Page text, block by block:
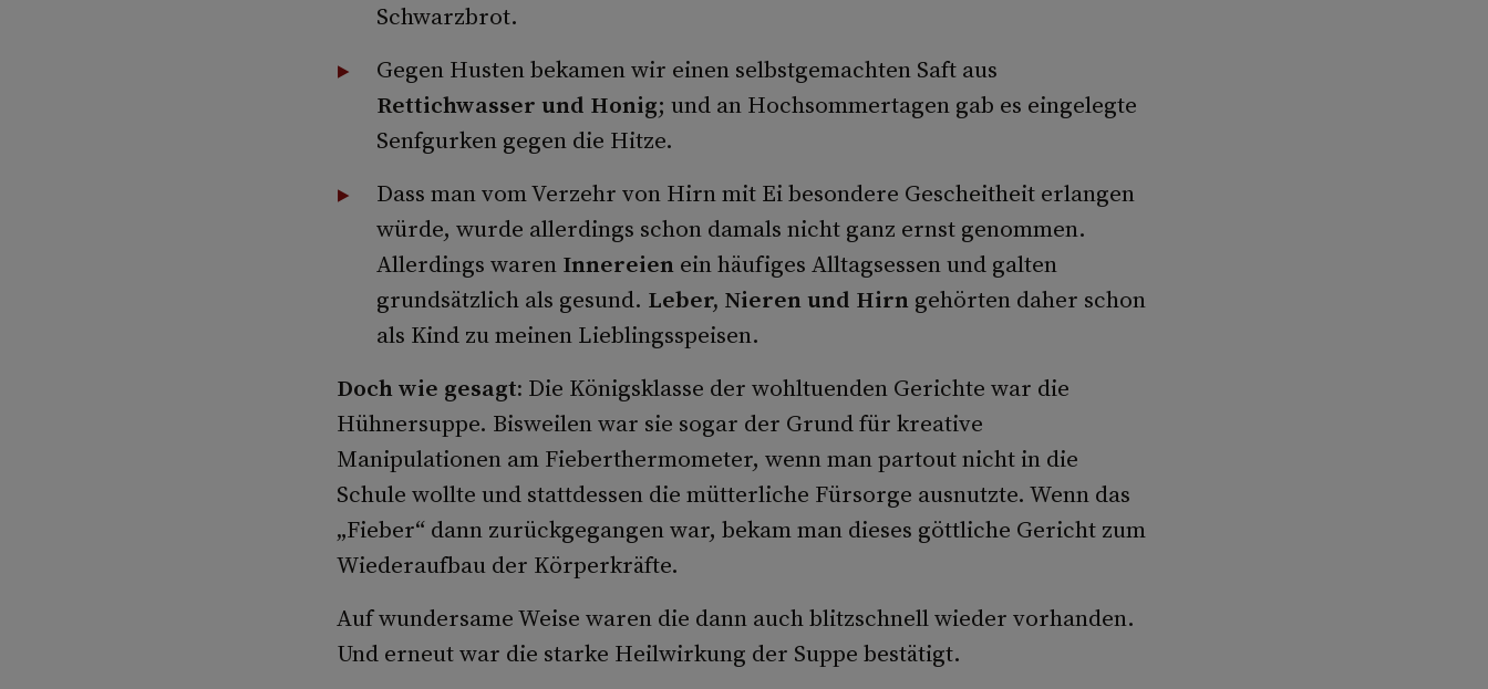
Schwarzbrot.
Gegen Husten bekamen wir einen selbstgemachten Saft aus
Rettichwasser und Honig; und an Hochsommertagen gab es eingelegte
Senfgurken gegen die Hitze.
Dass man vom Verzehr von Hirn mit Ei besondere Gescheitheit erlangen
würde, wurde allerdings schon damals nicht ganz ernst genommen.
Allerdings waren Innereien ein häufiges Alltagsessen und galten
grundsätzlich als gesund. Leber, Nieren und Hirn gehörten daher schon
als Kind zu meinen Lieblingsspeisen.
Doch wie gesagt: Die Königsklasse der wohltuenden Gerichte war die
Hühnersuppe. Bisweilen war sie sogar der Grund für kreative
Manipulationen am Fieberthermometer, wenn man partout nicht in die
Schule wollte und stattdessen die mütterliche Fürsorge ausnutzte. Wenn das
„Fieber“ dann zurückgegangen war, bekam man dieses göttliche Gericht zum
Wiederaufbau der Körperkräfte.
Auf wundersame Weise waren die dann auch blitzschnell wieder vorhanden.
Und erneut war die starke Heilwirkung der Suppe bestätigt.